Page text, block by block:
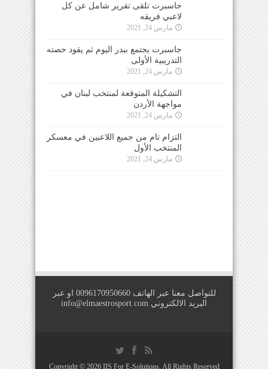
جاسبرت تلقى تقرير شامل عن كل
لاعبي فريقه
مارس 24, 2021
جاسبرت يجتمع ببدر اليوم ثم يقود حصته
التدريبية الأولى
مارس 24, 2021
التشكيلة المتوقعة لمنتخب لبنان في
مواجهة الأردن
مارس 24, 2021
التزام تام من جميع اللاعبين في معسكر
المنتخب الأول
مارس 24, 2021
للتواصل معنا عبر الهاتف 0096170950660 او عبر
البريد الالكتروني info@elmaestrosport.com
Copyright © 2026 IIS For E-Solutions. All Rights Reserved